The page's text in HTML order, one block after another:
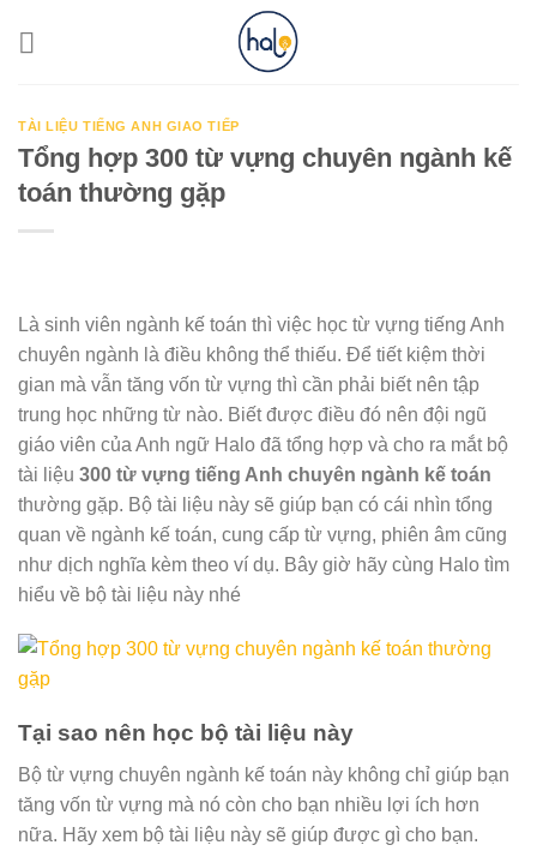
TÀI LIỆU TIẾNG ANH GIAO TIẾP
Tổng hợp 300 từ vựng chuyên ngành kế
toán thường gặp
Là sinh viên ngành kế toán thì việc học từ vựng tiếng Anh
chuyên ngành là điều không thể thiếu. Để tiết kiệm thời
gian mà vẫn tăng vốn từ vựng thì cần phải biết nên tập
trung học những từ nào. Biết được điều đó nên đội ngũ
giáo viên của Anh ngữ Halo đã tổng hợp và cho ra mắt bộ
tài liệu 300 từ vựng tiếng Anh chuyên ngành kế toán
thường gặp. Bộ tài liệu này sẽ giúp bạn có cái nhìn tổng
quan về ngành kế toán, cung cấp từ vựng, phiên âm cũng
như dịch nghĩa kèm theo ví dụ. Bây giờ hãy cùng Halo tìm
hiểu về bộ tài liệu này nhé
Tại sao nên học bộ tài liệu này
Bộ từ vựng chuyên ngành kế toán này không chỉ giúp bạn
tăng vốn từ vựng mà nó còn cho bạn nhiều lợi ích hơn
nữa. Hãy xem bộ tài liệu này sẽ giúp được gì cho bạn.